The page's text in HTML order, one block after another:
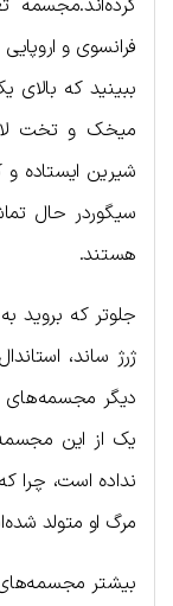
کرده‌اند.مجسمه
فرانسوی و
ببینید که
میخک و تخت
شیرین ایستاده
سیگوردر حال
هستند.
جلوتر که بروید
ژرژ ساند،
دیگر مجسمه‌های
یک از این
نداده است، چرا
مرگ او متولد
بیشتر